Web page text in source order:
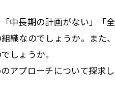
中長期の計画がない」「全
織なのでしょうか。また、
しょうか。
アプローチについて探求し